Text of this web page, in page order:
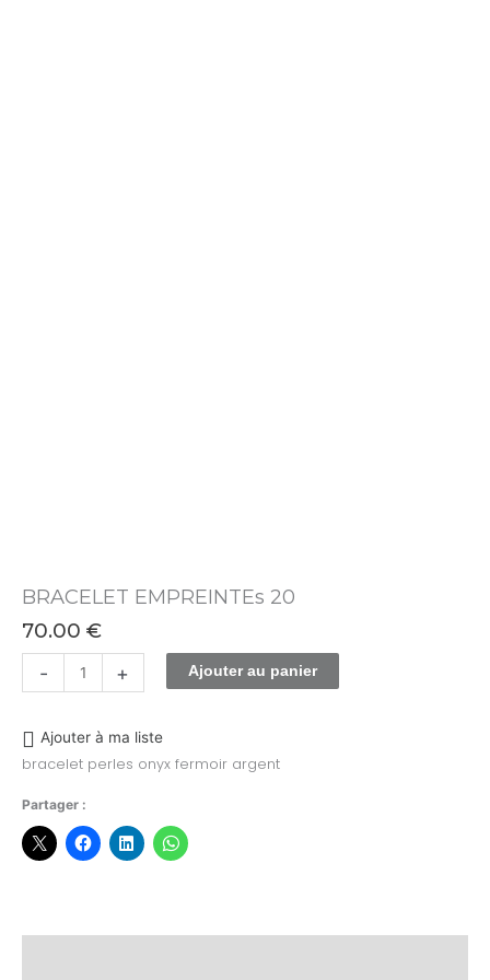
BRACELET EMPREINTEs 20
70.00 €
- + Ajouter au panier
Ajouter à ma liste
bracelet perles onyx fermoir argent
Partager :